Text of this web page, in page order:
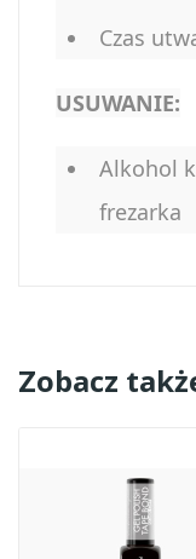
Czas
USUWANIE:
Alkohol
frezarka
Zobacz